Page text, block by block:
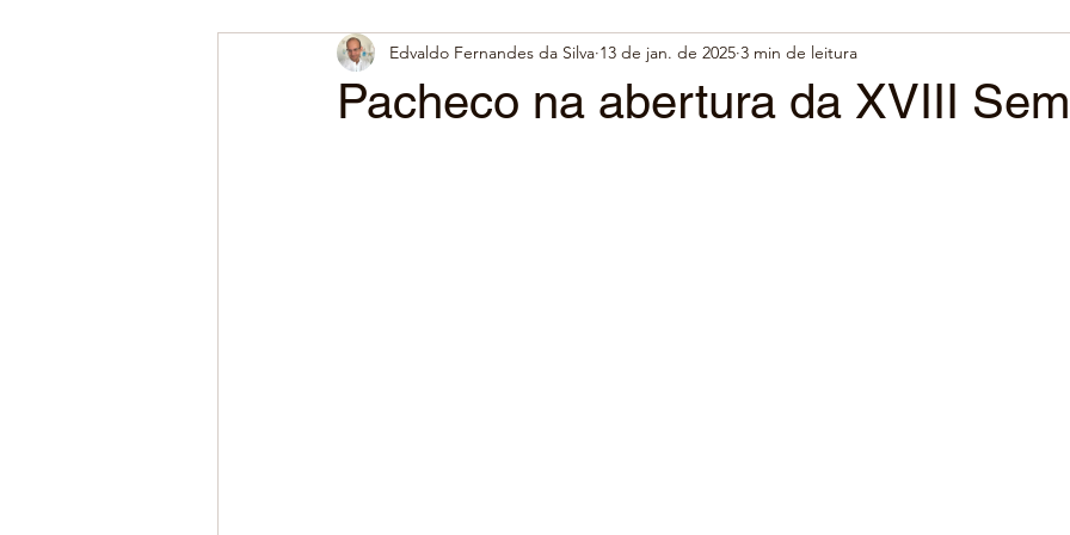
Pacheco na abertura da XVIII
Edvaldo Fernandes da Silva 13 de jan. de 2025 3 min de leitura